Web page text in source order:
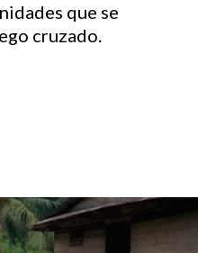
que se
cruzado.